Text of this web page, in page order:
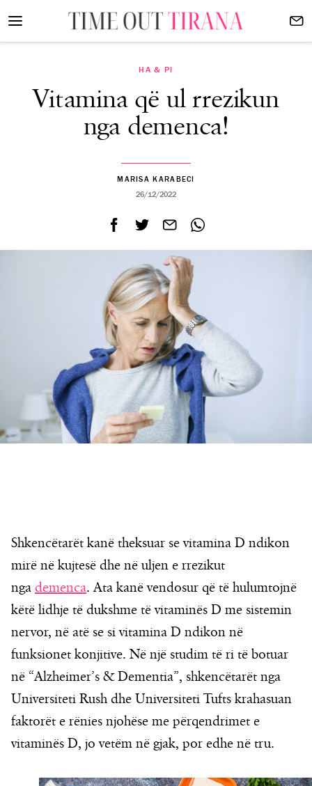
HA & PI
Vitamina që ul rrezikun
nga demenca!
MARISA KARABECI
26/12/2022
Shkencëtarët kanë theksuar se vitamina D ndikon
mirë në kujtesë dhe në uljen e rrezikut
nga demenca. Ata kanë vendosur që të hulumtojnë
këtë lidhje të dukshme të vitaminës D me sistemin
nervor, në atë se si vitamina D ndikon në
funksionet konjitive. Në një studim të ri të botuar
në “Alzheimer’s & Dementia”, shkencëtarët nga
Universiteti Rush dhe Universiteti Tufts krahasuan
faktorët e rënies njohëse me përqendrimet e
vitaminës D, jo vetëm në gjak, por edhe në tru.